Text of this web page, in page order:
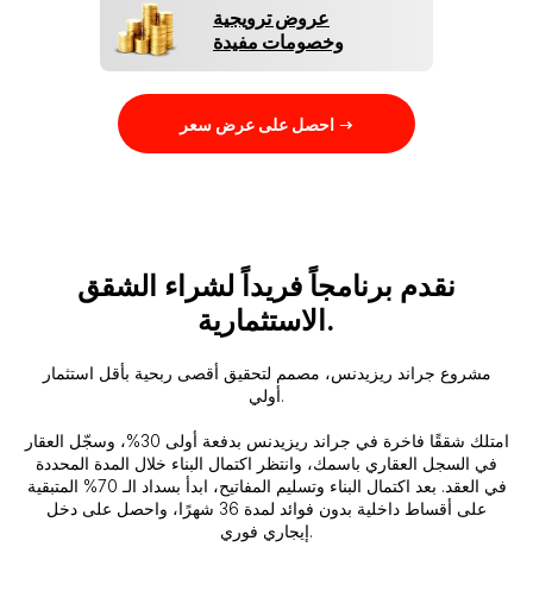
احصل على عرض سعر →
عروض ترويجية
وخصومات مفيدة
نقدم برنامجاً فريداً لشراء الشقق
الاستثمارية.
مشروع جراند ريزيدنس، مصمم لتحقيق أقصى ربحية بأقل استثمار
أولي.
امتلك شققًا فاخرة في جراند ريزيدنس بدفعة أولى 30%، وسجّل العقار
في السجل العقاري باسمك، وانتظر اكتمال البناء خلال المدة المحددة
في العقد. بعد اكتمال البناء وتسليم المفاتيح، ابدأ بسداد الـ 70% المتبقية
على أقساط داخلية بدون فوائد لمدة 36 شهرًا، واحصل على دخل
إيجاري فوري.